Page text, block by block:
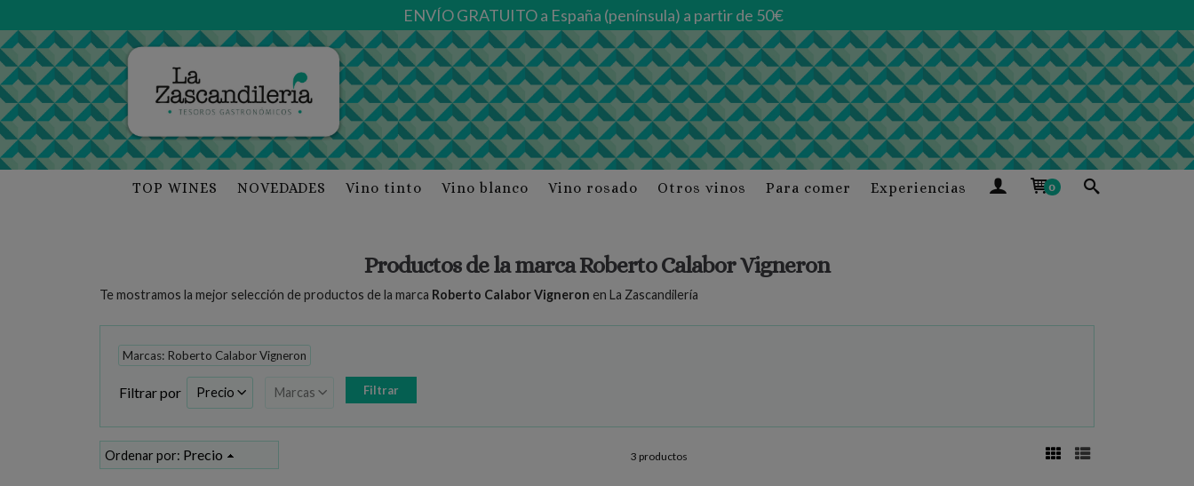
ENVÍO GRATUITO a España (península) a partir de 50€
TOP WINES NOVEDADES Vino tinto Vino blanco Vino rosado Otros vinos Para comer Experiencias 0
Productos de la marca Roberto Calabor Vigneron
Te mostramos la mejor selección de productos de la marca Roberto Calabor Vigneron en La Zascandilería
Marcas: Roberto Calabor Vigneron
Filtrar por Precio Marcas
Ordenar por: Precio 3 productos